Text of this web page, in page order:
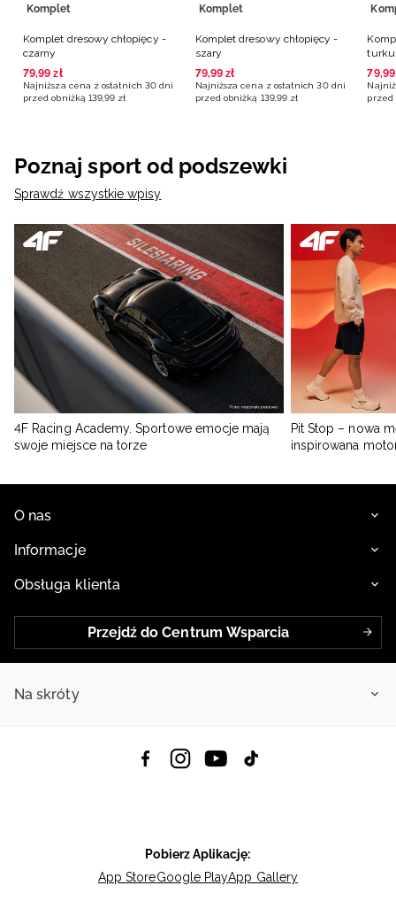
Komplet
Komplet dresowy chłopięcy -
czarny
79,99 zł
Najniższa cena z ostatnich 30 dni
przed obniżką 139,99 zł
Komplet
Komplet dresowy chłopięcy -
szary
79,99 zł
Najniższa cena z ostatnich 30 dni
przed obniżką 139,99 zł
79,99
przed
Poznaj sport od podszewki
Sprawdź wszystkie wpisy
4F Racing Academy. Sportowe emocje mają
swoje miejsce na torze
Pit Stop – nowa
inspirowana
O nas
Informacje
Obsługa klienta
Przejdź do Centrum Wsparcia
Na skróty
Pobierz Aplikację:
App StoreGoogle PlayApp Gallery